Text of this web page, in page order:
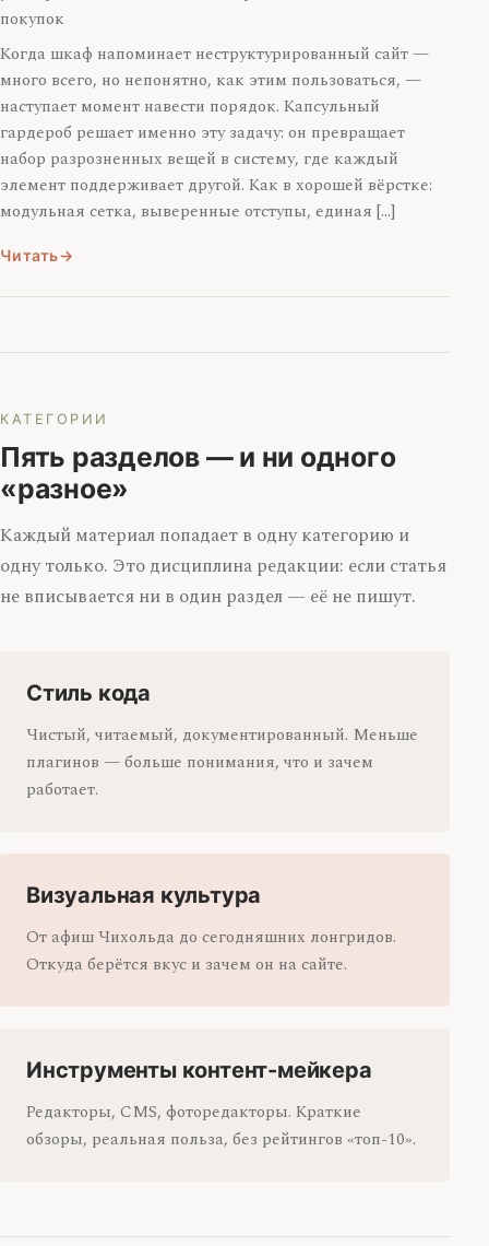
покупок
Когда шкаф напоминает неструктурированный сайт —
много всего, но непонятно, как этим пользоваться, —
наступает момент навести порядок. Капсульный
гардероб решает именно эту задачу: он превращает
набор разрозненных вещей в систему, где каждый
элемент поддерживает другой. Как в хорошей вёрстке:
модульная сетка, выверенные отступы, единая […]
Читать
КАТЕГОРИИ
Пять разделов — и ни одного
«разное»
Каждый материал попадает в одну категорию и
одну только. Это дисциплина редакции: если статья
не вписывается ни в один раздел — её не пишут.
Стиль кода
Чистый, читаемый, документированный. Меньше
плагинов — больше понимания, что и зачем
работает.
Визуальная культура
От афиш Чихольда до сегодняшних лонгридов.
Откуда берётся вкус и зачем он на сайте.
Инструменты контент-мейкера
Редакторы, CMS, фоторедакторы. Краткие
обзоры, реальная польза, без рейтингов «топ-10».